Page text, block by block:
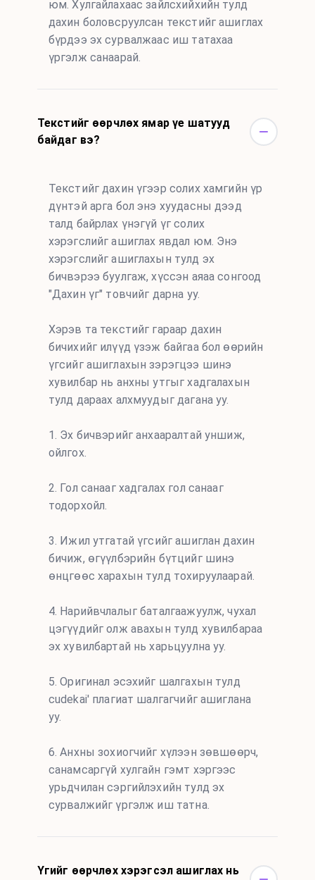
юм. Хулгайлахаас зайлсхийхийн тулд
дахин боловсруулсан текстийг ашиглах
бүрдээ эх сурвалжаас иш татахаа
үргэлж санаарай.
Текстийг өөрчлөх ямар үе шатууд
байдаг вэ?
Текстийг дахин үгээр солих хамгийн үр
дүнтэй арга бол энэ хуудасны дээд
талд байрлах үнэгүй үг солих
хэрэгслийг ашиглах явдал юм. Энэ
хэрэгслийг ашиглахын тулд эх
бичвэрээ буулгаж, хүссэн аяаа сонгоод
"Дахин үг" товчийг дарна уу.
Хэрэв та текстийг гараар дахин
бичихийг илүүд үзэж байгаа бол өөрийн
үгсийг ашиглахын зэрэгцээ шинэ
хувилбар нь анхны утгыг хадгалахын
тулд дараах алхмуудыг дагана уу.
1. Эх бичвэрийг анхааралтай уншиж,
ойлгох.
2. Гол санааг хадгалах гол санааг
тодорхойл.
3. Ижил утгатай үгсийг ашиглан дахин
бичиж, өгүүлбэрийн бүтцийг шинэ
өнцгөөс харахын тулд тохируулаарай.
4. Нарийвчлалыг баталгаажуулж, чухал
цэгүүдийг олж авахын тулд хувилбараа
эх хувилбартай нь харьцуулна уу.
5. Оригинал эсэхийг шалгахын тулд
cudekai' плагиат шалгагчийг ашиглана
уу.
6. Анхны зохиогчийг хүлээн зөвшөөрч,
санамсаргүй хулгайн гэмт хэргээс
урьдчилан сэргийлэхийн тулд эх
сурвалжийг үргэлж иш татна.
Үгийг өөрчлөх хэрэгсэл ашиглах нь